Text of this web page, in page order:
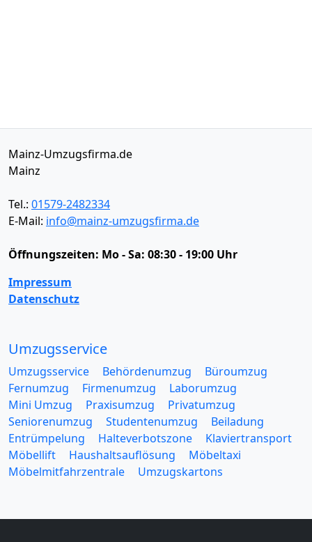
Mainz-Umzugsfirma.de
Mainz
Tel.: 01579-2482334
E-Mail: info@mainz-umzugsfirma.de
Öffnungszeiten: Mo - Sa: 08:30 - 19:00 Uhr
Impressum
Datenschutz
Umzugsservice
Umzugsservice Behördenumzug
Büroumzug
Fernumzug
Firmenumzug
Laborumzug
Mini Umzug
Praxisumzug
Privatumzug
Seniorenumzug
Studentenumzug
Beiladung
Entrümpelung
Halteverbotszone
Klaviertransport
Möbellift
Haushaltsauflösung
Möbeltaxi
Möbelmitfahrzentrale
Umzugskartons